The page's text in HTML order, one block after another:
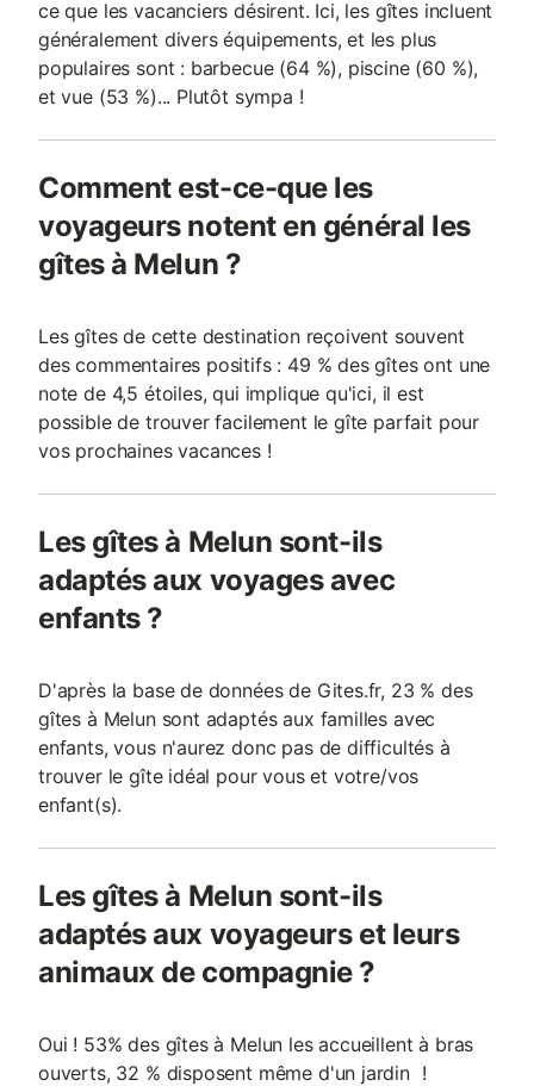
ce que les vacanciers désirent. Ici, les gîtes incluent
généralement divers équipements, et les plus
populaires sont : barbecue (64 %), piscine (60 %),
et vue (53 %)... Plutôt sympa !
Comment est-ce-que les
voyageurs notent en général les
gîtes à Melun ?
Les gîtes de cette destination reçoivent souvent
des commentaires positifs : 49 % des gîtes ont une
note de 4,5 étoiles, qui implique qu'ici, il est
possible de trouver facilement le gîte parfait pour
vos prochaines vacances !
Les gîtes à Melun sont-ils
adaptés aux voyages avec
enfants ?
D'après la base de données de Gites.fr, 23 % des
gîtes à Melun sont adaptés aux familles avec
enfants, vous n'aurez donc pas de difficultés à
trouver le gîte idéal pour vous et votre/vos
enfant(s).
Les gîtes à Melun sont-ils
adaptés aux voyageurs et leurs
animaux de compagnie ?
Oui ! 53% des gîtes à Melun les accueillent à bras
ouverts, 32 % disposent même d'un jardin !